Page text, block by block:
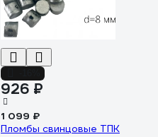
926 ₽
1 099 ₽
Пломбы свинцовые ТПК